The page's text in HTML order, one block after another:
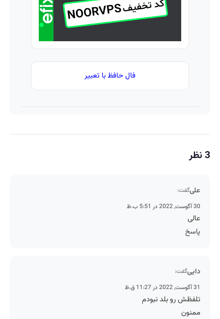
فال حافظ با تعبیر
3 نظر
علیگفت:
30 آگوست, 2022 در 5:51 ب.ظ
عالی
پاسخ
داییگفت:
31 آگوست, 2022 در 11:27 ق.ظ
تلفظش رو بلد نبودم
ممنون